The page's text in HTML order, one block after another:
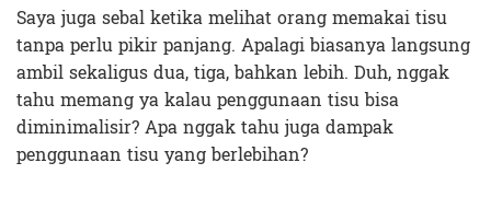
Saya juga sebal ketika melihat orang memakai tisu
tanpa perlu pikir panjang. Apalagi biasanya langsung
ambil sekaligus dua, tiga, bahkan lebih. Duh, nggak
tahu memang ya kalau penggunaan tisu bisa
diminimalisir? Apa nggak tahu juga dampak
penggunaan tisu yang berlebihan?